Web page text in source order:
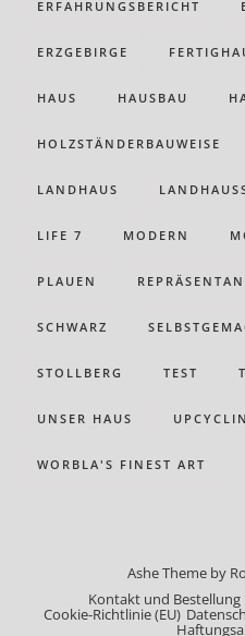
ERFAHRUNGSBERICHT
ERZGEBIRGE
HAUS HAUSBAU
HOLZSTÄNDERBAUWEISE
LANDHAUS
LIFE 7 MODERN
PLAUEN
SCHWARZ
STOLLBERG TEST
UNSER HAUS
WORBLA'S FINEST ART
Ashe Theme by
Kontakt und Bestellung
Cookie-Richtlinie (EU)